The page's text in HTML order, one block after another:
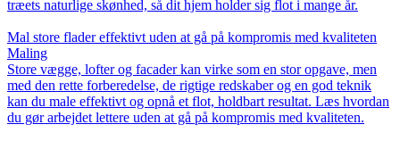
træets naturlige skønhed, så dit hjem holder sig flot i mange år.
Mal store flader effektivt uden at gå på kompromis med kvaliteten
Maling
Store vægge, lofter og facader kan virke som en stor opgave, men
med den rette forberedelse, de rigtige redskaber og en god teknik
kan du male effektivt og opnå et flot, holdbart resultat. Læs hvordan
du gør arbejdet lettere uden at gå på kompromis med kvaliteten.